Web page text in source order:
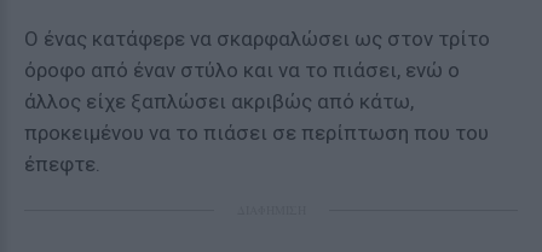
Ο ένας κατάφερε να σκαρφαλώσει ως στον τρίτο
όροφο από έναν στύλο και να το πιάσει, ενώ ο
άλλος είχε ξαπλώσει ακριβώς από κάτω,
προκειμένου να το πιάσει σε περίπτωση που του
έπεφτε.